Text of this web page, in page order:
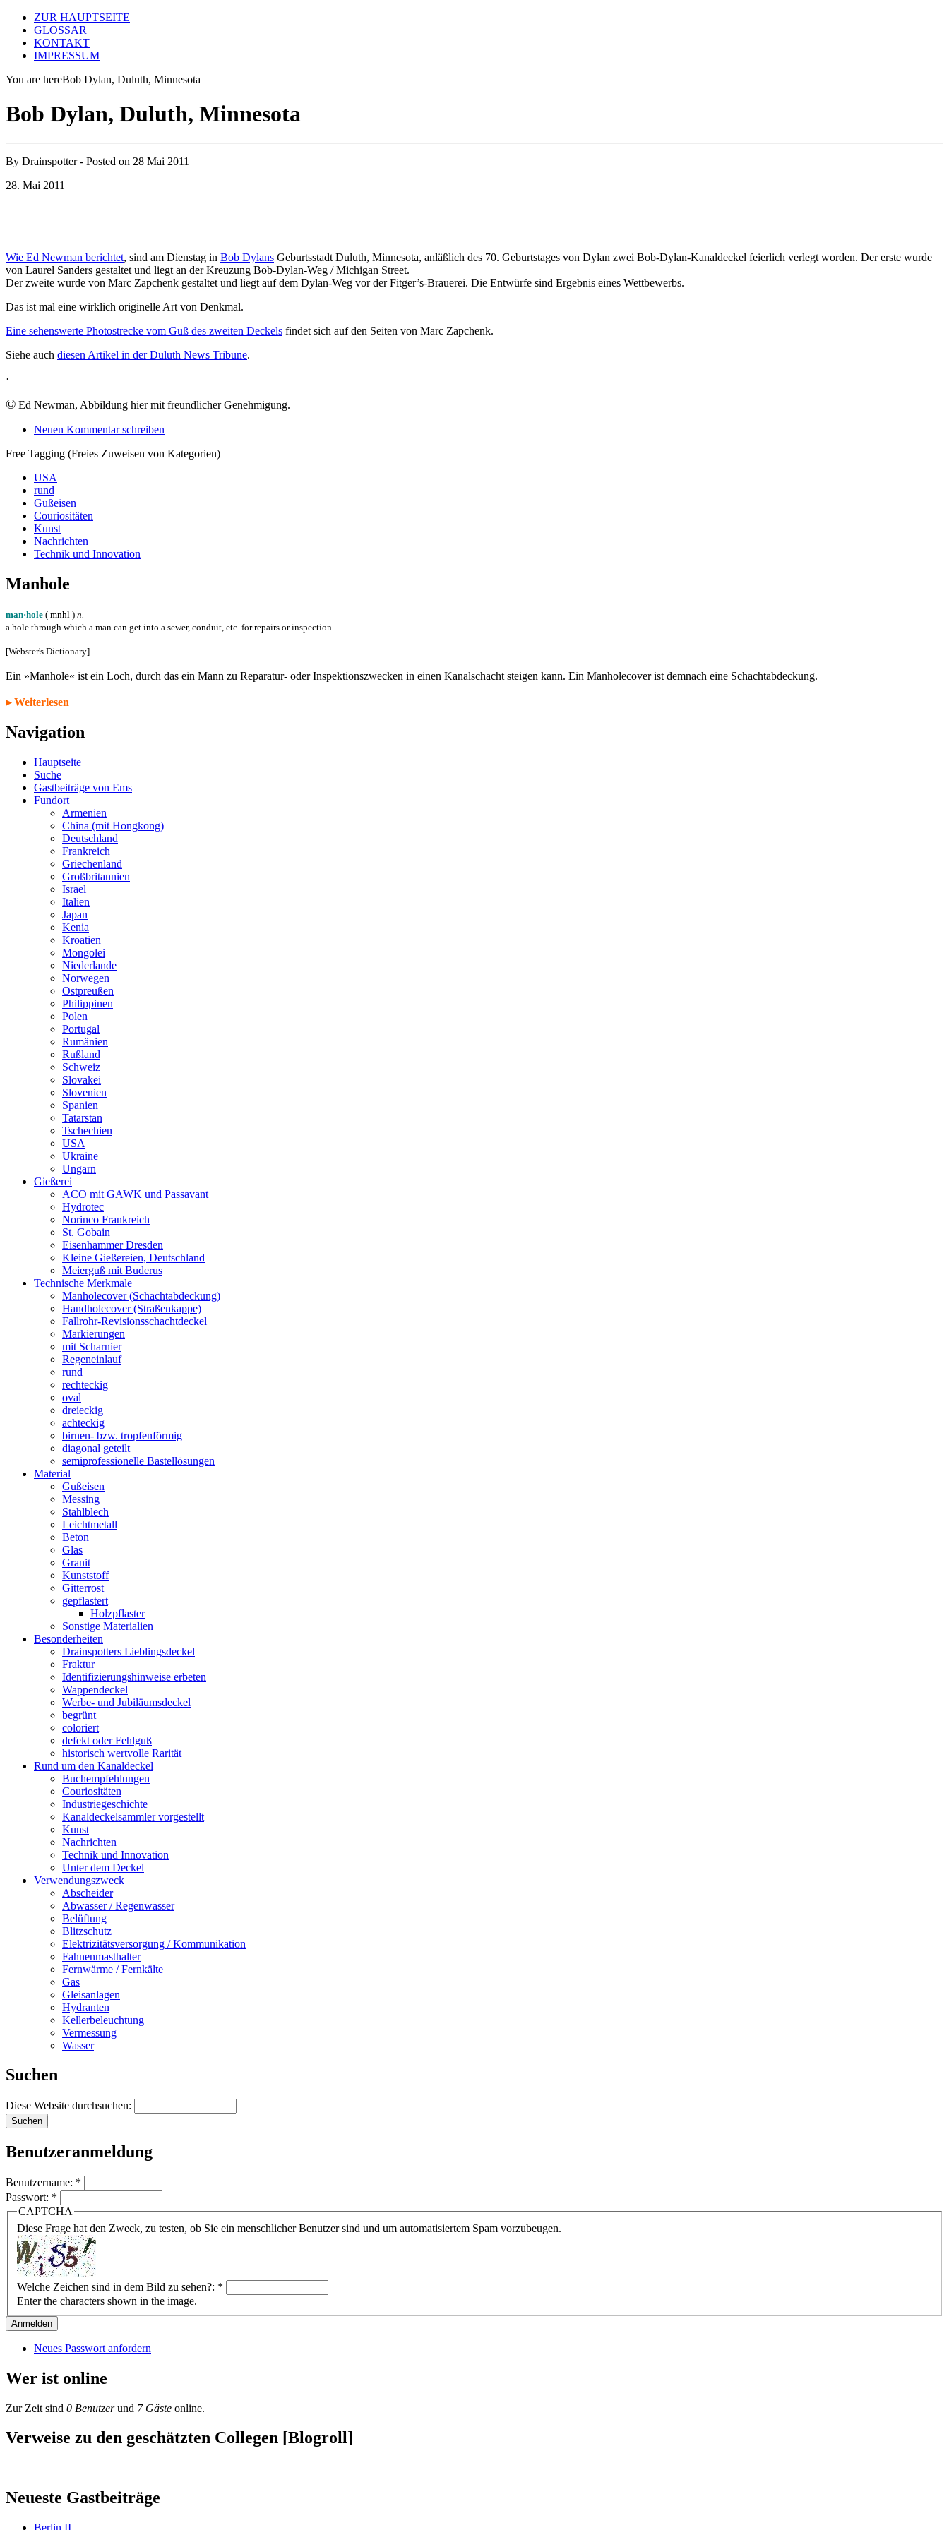
ZUR HAUPTSEITE
GLOSSAR
KONTAKT
IMPRESSUM
You are hereBob Dylan, Duluth, Minnesota
Bob Dylan, Duluth, Minnesota
By Drainspotter- Posted on 28 Mai 2011
28. Mai 2011
Wie Ed Newman berichtet, sind am Dienstag in Bob Dylans Geburtsstadt Duluth, Minnesota, anläßlich des 70. Geburtstages von Dylan zwei Bob-Dylan-Kanaldeckel feierlich verlegt worden. Der erste wurde
von Laurel Sanders gestaltet und liegt an der Kreuzung Bob-Dylan-Weg / Michigan Street.
Der zweite wurde von Marc Zapchenk gestaltet und liegt auf dem Dylan-Weg vor der Fitger’s-Brauerei. Die Entwürfe sind Ergebnis eines Wettbewerbs.
Das ist mal eine wirklich originelle Art von Denkmal.
Eine sehenswerte Photostrecke vom Guß des zweiten Deckels findet sich auf den Seiten von Marc Zapchenk.
Siehe auch diesen Artikel in der Duluth News Tribune.
·
© Ed Newman, Abbildung hier mit freundlicher Genehmigung.
Neuen Kommentar schreiben
Free Tagging (Freies Zuweisen von Kategorien)
USA
rund
Gußeisen
Couriositäten
Kunst
Nachrichten
Technik und Innovation
Manhole
man·hole ( mnhl ) n.
a hole through which a man can get into a sewer, conduit, etc. for repairs or inspection
[Webster's Dictionary]
Ein »Manhole« ist ein Loch, durch das ein Mann zu Reparatur- oder Inspektionszwecken in einen Kanalschacht steigen kann. Ein Manholecover ist demnach eine Schachtabdeckung.
▸ Weiterlesen
Navigation
Hauptseite
Suche
Gastbeiträge von Ems
Fundort
Armenien
China (mit Hongkong)
Deutschland
Frankreich
Griechenland
Großbritannien
Israel
Italien
Japan
Kenia
Kroatien
Mongolei
Niederlande
Norwegen
Ostpreußen
Philippinen
Polen
Portugal
Rumänien
Rußland
Schweiz
Slovakei
Slovenien
Spanien
Tatarstan
Tschechien
USA
Ukraine
Ungarn
Gießerei
ACO mit GAWK und Passavant
Hydrotec
Norinco Frankreich
St. Gobain
Eisenhammer Dresden
Kleine Gießereien, Deutschland
Meierguß mit Buderus
Technische Merkmale
Manholecover (Schachtabdeckung)
Handholecover (Straßenkappe)
Fallrohr-Revisionsschachtdeckel
Markierungen
mit Scharnier
Regeneinlauf
rund
rechteckig
oval
dreieckig
achteckig
birnen- bzw. tropfenförmig
diagonal geteilt
semiprofessionelle Bastellösungen
Material
Gußeisen
Messing
Stahlblech
Leichtmetall
Beton
Glas
Granit
Kunststoff
Gitterrost
gepflastert
Holzpflaster
Sonstige Materialien
Besonderheiten
Drainspotters Lieblingsdeckel
Fraktur
Identifizierungshinweise erbeten
Wappendeckel
Werbe- und Jubiläumsdeckel
begrünt
coloriert
defekt oder Fehlguß
historisch wertvolle Rarität
Rund um den Kanaldeckel
Buchempfehlungen
Couriositäten
Industriegeschichte
Kanaldeckelsammler vorgestellt
Kunst
Nachrichten
Technik und Innovation
Unter dem Deckel
Verwendungszweck
Abscheider
Abwasser / Regenwasser
Belüftung
Blitzschutz
Elektrizitätsversorgung / Kommunikation
Fahnenmasthalter
Fernwärme / Fernkälte
Gas
Gleisanlagen
Hydranten
Kellerbeleuchtung
Vermessung
Wasser
Suchen
Diese Website durchsuchen:
Benutzeranmeldung
Benutzername: *
Passwort: *
CAPTCHA
Diese Frage hat den Zweck, zu testen, ob Sie ein menschlicher Benutzer sind und um automatisiertem Spam vorzubeugen.
Welche Zeichen sind in dem Bild zu sehen?: *
Enter the characters shown in the image.
Neues Passwort anfordern
Wer ist online
Zur Zeit sind 0 Benutzerund 7 Gäste online.
Verweise zu den geschätzten Collegen [Blogroll]
Neueste Gastbeiträge